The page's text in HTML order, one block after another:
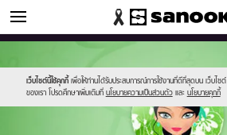
ดูดวง
เว็บไซต์นี้ใช้คุกกี้ เพื่อให้ท่านได้รับประสบการณ์การใช้งานที่ดีที่สุดบน เว็บไซต์
ของเรา โปรดศึกษาเพิ่มเติมที่ นโยบายความเป็นส่วนตัว และ นโยบายคุกกี้
//s.isanook.com/sr/0/images/logo-
new-
sanook.png
//s.isanook.com/ho/0/ud/fxd/day/4_wed.jpg